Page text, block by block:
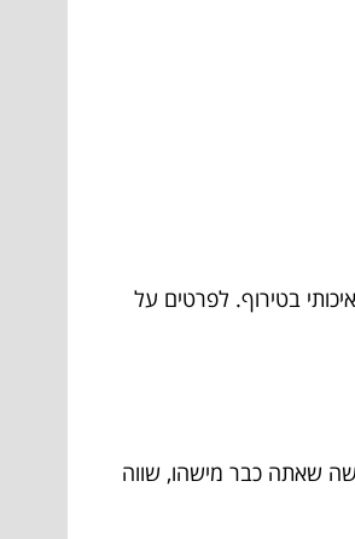
בטירוף. לפרטים על
שאתה כבר מישהו, שווה